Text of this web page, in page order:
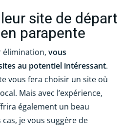
site de départ
parapente
élimination, vous
au potentiel intéressant.
vous fera choisir un site où
Mais avec l’expérience,
également un beau
je vous suggère de